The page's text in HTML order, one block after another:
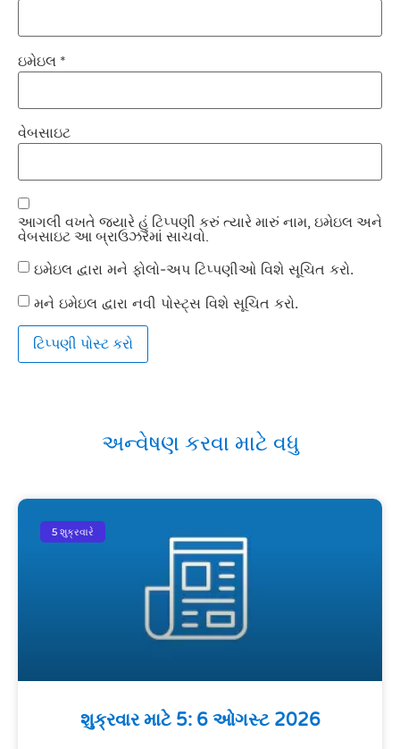
ઇમેઇલ *
વેબસાઇટ
આગલી વખતે જ્યારે હું ટિપ્પણી કરું ત્યારે મારું નામ, ઇમેઇલ અને
વેબસાઇટ આ બ્રાઉઝરમાં સાચવો.
ઇમેઇલ દ્વારા મને ફોલો-અપ ટિપ્પણીઓ વિશે સૂચિત કરો.
મને ઇમેઇલ દ્વારા નવી પોસ્ટ્સ વિશે સૂચિત કરો.
અન્વેષણ કરવા માટે વધુ
5 શુક્રવારે
શુક્રવાર માટે 5: 6 ઓગસ્ટ 2026